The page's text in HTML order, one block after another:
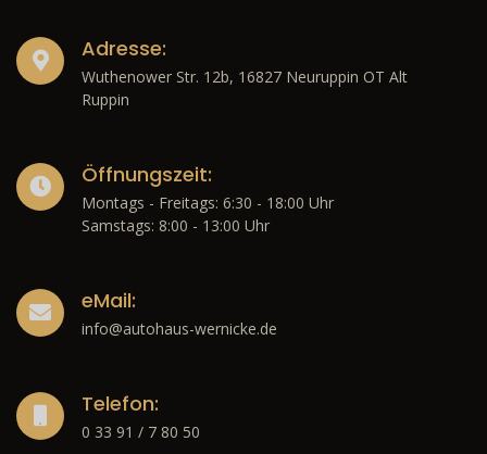
Adresse:
Wuthenower Str. 12b, 16827 Neuruppin OT Alt
Ruppin
Öffnungszeit:
Montags - Freitags: 6:30 - 18:00 Uhr
Samstags: 8:00 - 13:00 Uhr
eMail:
info@autohaus-wernicke.de
Telefon:
0 33 91 / 7 80 50